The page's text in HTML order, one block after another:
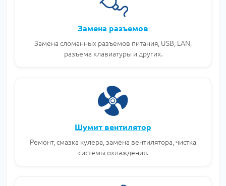
Замена разъемов
Замена сломанных разъемов питания, USB, LAN,
разъема клавиатуры и других.
Шумит вентилятор
Ремонт, смазка кулера, замена вентилятора, чистка
системы охлаждения.